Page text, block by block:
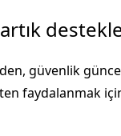
artık
güvenlik
faydalanmak